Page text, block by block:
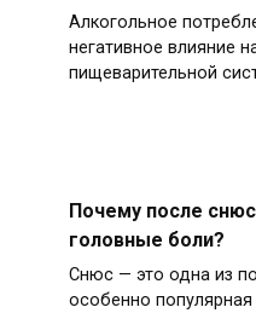
Алкогольное
негативное влияние
пищеварительной
Почему после
головные боли?
Снюс — это одна из
особенно